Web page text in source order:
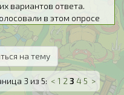
вариантов ответа.
в этом опросе
на тему
3 из 5: < 1 2 3 4 5 >